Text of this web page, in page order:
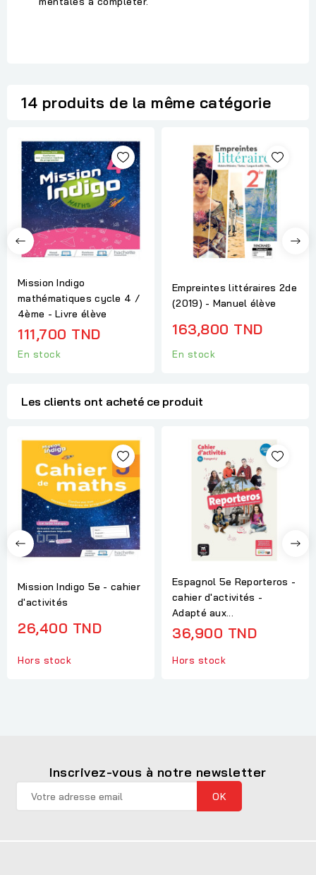
14 produits de la même catégorie
Mission Indigo
mathématiques cycle 4 /
4ème - Livre élève
111,700 TND
En stock
Empreintes littéraires 2de
(2019) - Manuel élève
163,800 TND
En stock
Les clients ont acheté ce produit
Mission Indigo 5e - cahier
d'activités
26,400 TND
Hors stock
Espagnol 5e Reporteros -
cahier d'activités -
Adapté aux...
36,900 TND
Hors stock
Inscrivez-vous à notre newsletter